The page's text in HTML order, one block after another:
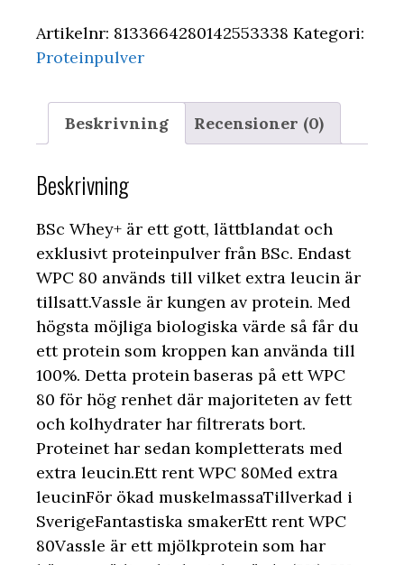
Artikelnr: 8133664280142553338 Kategori:
Proteinpulver
Beskrivning Recensioner (0)
Beskrivning
BSc Whey+ är ett gott, lättblandat och
exklusivt proteinpulver från BSc. Endast
WPC 80 används till vilket extra leucin är
tillsatt.Vassle är kungen av protein. Med
högsta möjliga biologiska värde så får du
ett protein som kroppen kan använda till
100%. Detta protein baseras på ett WPC
80 för hög renhet där majoriteten av fett
och kolhydrater har filtrerats bort.
Proteinet har sedan kompletterats med
extra leucin.Ett rent WPC 80Med extra
leucinFör ökad muskelmassaTillverkad i
SverigeFantastiska smakerEtt rent WPC
80Vassle är ett mjölkprotein som har